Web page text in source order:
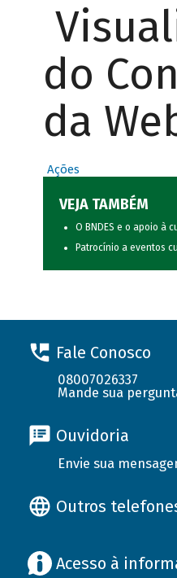
do
da
Ações
VEJA TAMBÉM
O BNDES e o apoio à
Patrocínio a eventos
Fale Conosco
08007026337
Mande sua
Ouvidoria
Envie sua
Outros
Acesso à